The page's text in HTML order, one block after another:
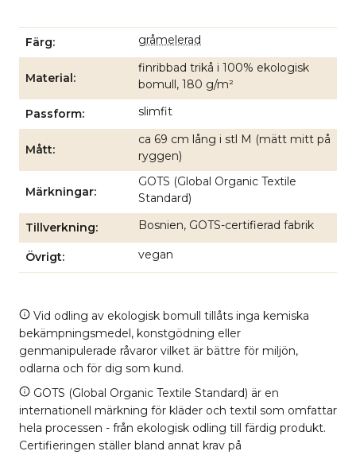
Färg gråmelerad
Material
finribbad trikå i 100% ekologisk
bomull, 180 g/m²
Passform slimfit
Mått
ca 69 cm lång i stl M (mätt mitt på
ryggen)
Märkningar
GOTS (Global Organic Textile
Standard)
Tillverkning Bosnien, GOTS-certifierad fabrik
Övrigt vegan
Vid odling av ekologisk bomull tillåts inga kemiska
bekämpningsmedel, konstgödning eller
genmanipulerade råvaror vilket är bättre för miljön,
odlarna och för dig som kund.
GOTS (Global Organic Textile Standard) är en
internationell märkning för kläder och textil som omfattar
hela processen - från ekologisk odling till färdig produkt.
Certifieringen ställer bland annat krav på